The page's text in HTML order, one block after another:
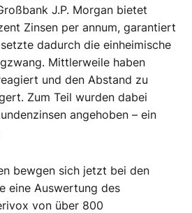
J.P. Morgan bietet
Zinsen per annum, garantiert
dadurch die einheimische
Mittlerweile haben
und den Abstand zu
Zum Teil wurden dabei
angehoben – ein
bewgen sich jetzt bei den
eine Auswertung des
von über 800